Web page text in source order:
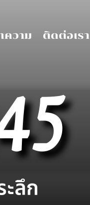
ความ ติดต่อเรา
ลึก